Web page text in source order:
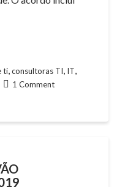
ti, consultoras TI IT
1 Comment